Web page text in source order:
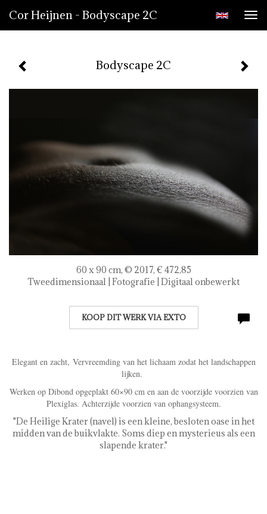
Cor Heijnen - Bodyscape 2C
Bodyscape 2C
60 x 90 cm, © 2017, € 472,85
Tweedimensionaal | Fotografie | Digitaal onbewerkt
KOOP DIT WERK VIA EXTO
Elegant en zacht, Vervreemding van het lichaam zodat het landschappen
lijken.
Werken op Dibond opgeplakt 60×90 cm en aan de voorzijde voorzien van
Plexiglas. Achterzijde voorzien van ophangsysteem.
"De Heilige Krater (navel) is een kleine, besloten oase in het
midden van de buikvlakte. Soms diep en mysterieus als een
slapende krater."